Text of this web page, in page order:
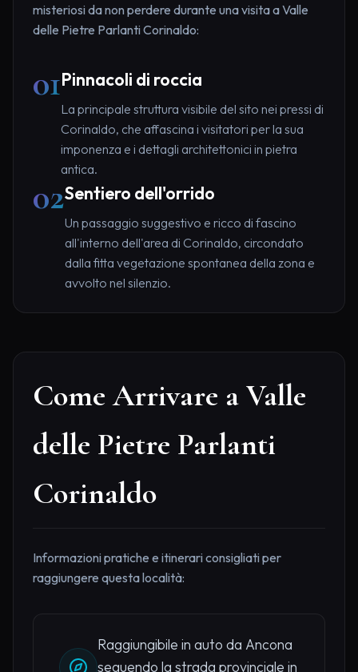
misteriosi da non perdere durante una visita a Valle
delle Pietre Parlanti Corinaldo:
01Pinnacoli di roccia
La principale struttura visibile del sito nei pressi di
Corinaldo, che affascina i visitatori per la sua
imponenza e i dettagli architettonici in pietra
antica.
02Sentiero dell'orrido
Un passaggio suggestivo e ricco di fascino
all'interno dell'area di Corinaldo, circondato
dalla fitta vegetazione spontanea della zona e
avvolto nel silenzio.
Come Arrivare a Valle
delle Pietre Parlanti
Corinaldo
Informazioni pratiche e itinerari consigliati per
raggiungere questa località:
Raggiungibile in auto da Ancona
seguendo la strada provinciale in